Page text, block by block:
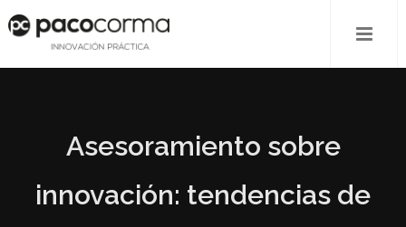
Asesoramiento sobre
innovación: tendencias de